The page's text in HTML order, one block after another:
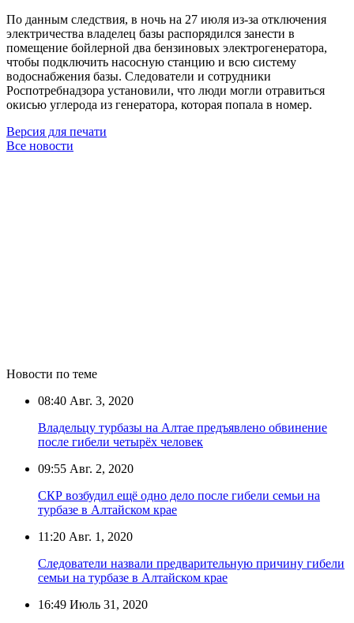
По данным следствия, в ночь на 27 июля из-за отключения
электричества владелец базы распорядился занести в
помещение бойлерной два бензиновых электрогенератора,
чтобы подключить насосную станцию и всю систему
водоснабжения базы. Следователи и сотрудники
Роспотребнадзора установили, что люди могли отравиться
окисью углерода из генератора, которая попала в номер.
Версия для печати
Все новости
Новости по теме
08:40 Авг. 3, 2020
Владельцу турбазы на Алтае предъявлено обвинение
после гибели четырёх человек
09:55 Авг. 2, 2020
СКР возбудил ещё одно дело после гибели семьи на
турбазе в Алтайском крае
11:20 Авг. 1, 2020
Следователи назвали предварительную причину гибели
семьи на турбазе в Алтайском крае
16:49 Июль 31, 2020